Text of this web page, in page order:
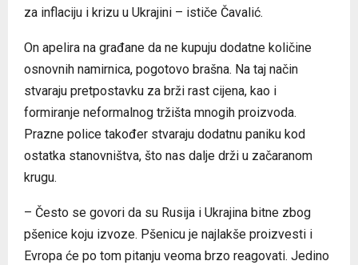
za inflaciju i krizu u Ukrajini – ističe Čavalić.
On apelira na građane da ne kupuju dodatne količine
osnovnih namirnica, pogotovo brašna. Na taj način
stvaraju pretpostavku za brži rast cijena, kao i
formiranje neformalnog tržišta mnogih proizvoda.
Prazne police također stvaraju dodatnu paniku kod
ostatka stanovništva, što nas dalje drži u začaranom
krugu.
– Često se govori da su Rusija i Ukrajina bitne zbog
pšenice koju izvoze. Pšenicu je najlakše proizvesti i
Evropa će po tom pitanju veoma brzo reagovati. Jedino